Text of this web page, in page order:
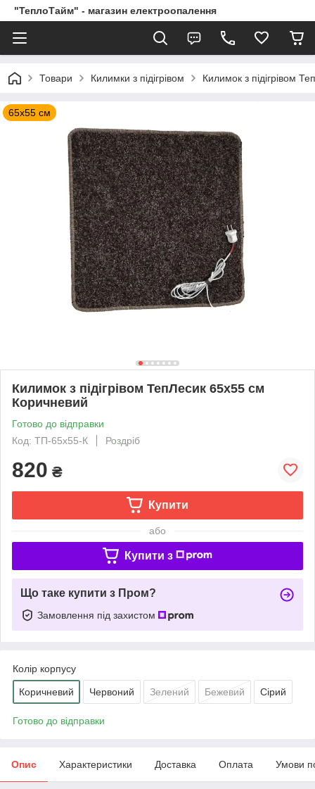
"ТеплоТайм" - магазин електроопалення
Товари Килимки з підігрівом Килимок з підігрівом
65х55 см
Килимок з підігрівом ТепЛесик 65х55 см
Коричневий
Готово до відправки
Код: ТП-65х55-К
Роздріб
820 ₴
Купити
або
Купити з
Що таке купити з Пром?
Замовлення під захистом
Колір корпусу
Коричневий Червоний Зелений Бежевий Сірий
Готово до відправки
Опис Характеристики Доставка Оплата Умови